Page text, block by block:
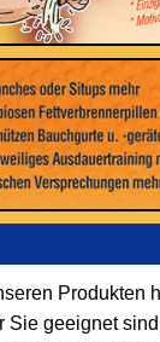
Produkten
Sie geeignet